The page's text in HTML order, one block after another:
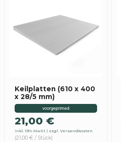
voorgeprimed
Keilplatten (610 x 400
x 28/5 mm)
21,00 €
inkl. 19% MwSt zzgl. Versandkosten
(21,00 € / Stück)